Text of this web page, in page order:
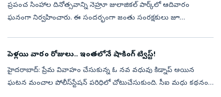
ప్రపంచ సింహాల దినోత్సవాన్ని నెహ్రూ జులాజికల్‌ పార్క్‌లో ఆదివారం
ఘనంగా నిర్వహించారు. ఈ సందర్భంగా జంతు సంరక్షకులు జూ
పెళ్లయి వారం రోజులు.. ఇంతలోనే షాకింగ్ ట్విస్ట్‌!
హైదరాబాద్‌: ప్రేమ వివాహం చేసుకున్న ఓ నవ వధువు కిడ్నాప్‌ అయిన
ఘటన మంచాల పోలీస్‌స్టేషన్‌ పరిధిలో చోటుచేసుకుంది. సీఐ మధు కథనం